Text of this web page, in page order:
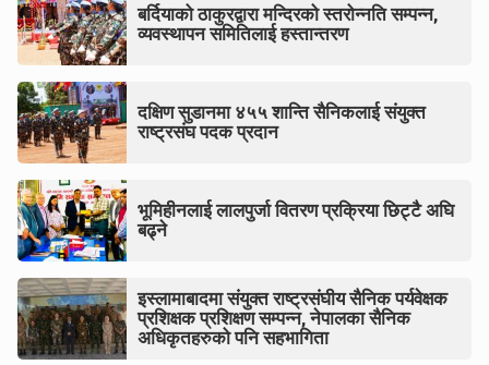
बर्दियाको ठाकुरद्वारा मन्दिरको स्तरोन्नति सम्पन्न,
व्यवस्थापन समितिलाई हस्तान्तरण
दक्षिण सुडानमा ४५५ शान्ति सैनिकलाई संयुक्त
राष्ट्रसंघ पदक प्रदान
भूमिहीनलाई लालपुर्जा वितरण प्रक्रिया छिट्टै अघि
बढ्ने
इस्लामाबादमा संयुक्त राष्ट्रसंघीय सैनिक पर्यवेक्षक
प्रशिक्षक प्रशिक्षण सम्पन्न, नेपालका सैनिक
अधिकृतहरुको पनि सहभागिता